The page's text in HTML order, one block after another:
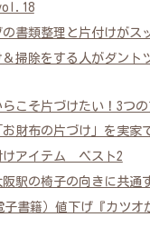
の書類整理と片付けがス
＆掃除をする人がダント
らこそ片づけたい！3つ
お財布の片づけ」を実家
けアイテム ベスト2
阪駅の椅子の向きに共通
書籍）値下げ『カツオ